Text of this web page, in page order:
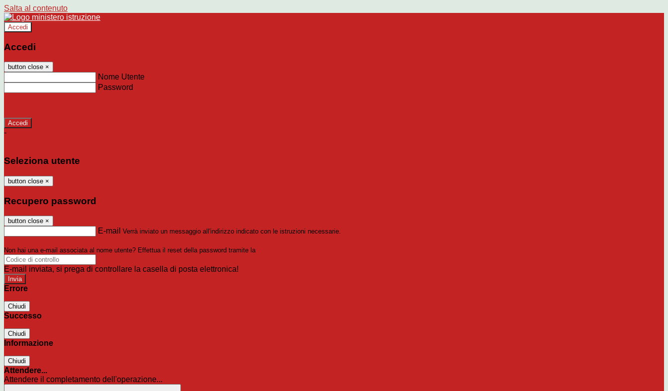
Salta al contenuto
Accedi
Accedi
button close ×
Nome Utente
Password
-
Seleziona utente
button close ×
Recupero password
button close ×
E-mail Verrà inviato un messaggio all'indirizzo indicato con le istruzioni necessarie.
Non hai una e-mail associata al nome utente? Effettua il reset della password tramite la
E-mail inviata, si prega di controllare la casella di posta elettronica!
Errore
Chiudi
Successo
Chiudi
Informazione
Chiudi
Attendere...
Attendere il completamento dell'operazione...